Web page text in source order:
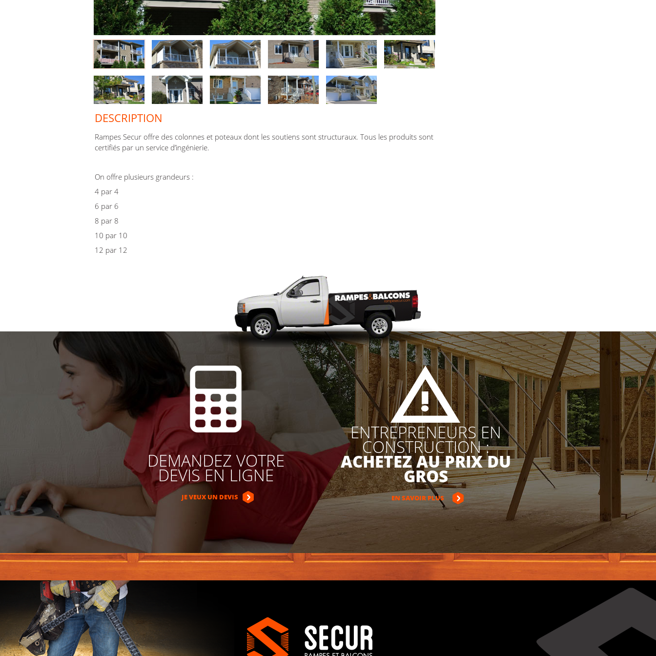
DESCRIPTION
Rampes Secur offre des colonnes et poteaux dont les soutiens sont structuraux. Tous les produits sont
certifiés par un service d’ingénierie.
On offre plusieurs grandeurs :
4 par 4
6 par 6
8 par 8
10 par 10
12 par 12
DEMANDEZ VOTRE
DEVIS EN LIGNE
JE VEUX UN DEVIS
ENTREPRENEURS EN
CONSTRUCTION :
ACHETEZ AU PRIX DU
GROS
EN SAVOIR PLUS